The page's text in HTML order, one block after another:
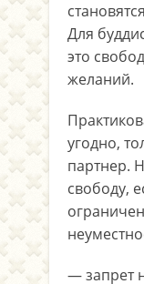
Для
это
желаний.
угодно,
партнер.
свободу,
— запрет